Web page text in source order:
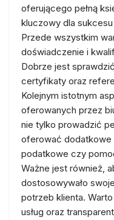
oferującego pełną
kluczowy dla
Przede wszystkim
doświadczenie i
Dobrze jest
certyfikaty oraz
Kolejnym istotnym
oferowanych przez
nie tylko prowadzić
oferować dodatkowe
podatkowe czy
Ważne jest również,
dostosowywało
potrzeb klienta.
usług oraz